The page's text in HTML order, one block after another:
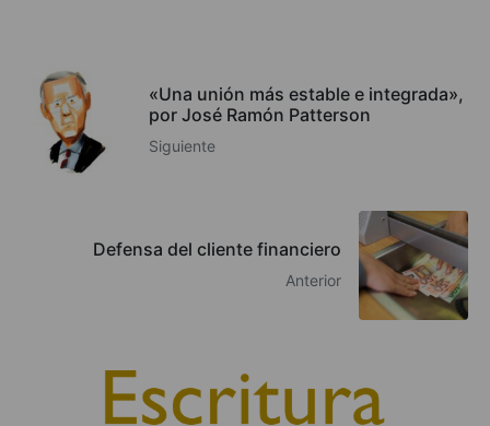
«Una unión más estable e integrada»,
por José Ramón Patterson
Siguiente
Defensa del cliente financiero
Anterior